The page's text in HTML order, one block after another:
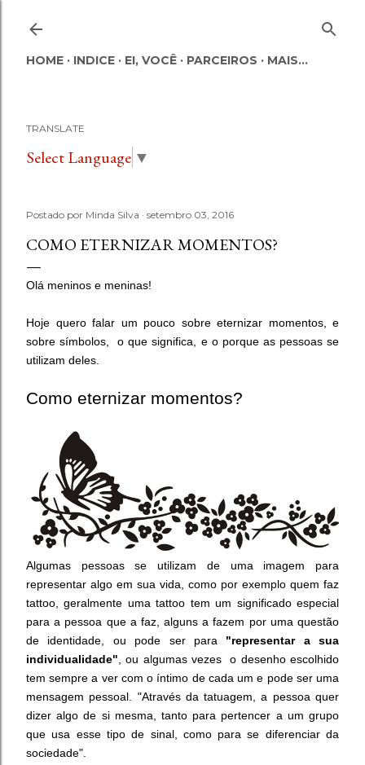
HOME INDICE EI, VOCÊ PARCEIROS MAIS…
TRANSLATE
Select Language ▼
Postado por Minda Silva setembro 03, 2016
COMO ETERNIZAR MOMENTOS?
Olá meninos e meninas!
Hoje quero falar um pouco sobre eternizar momentos, e
sobresímbolos, o que significa, e o porque as pessoas se
utilizam deles.
Como eternizar momentos?
Algumas pessoas se utilizam de uma imagem para
representar algo em sua vida, como por exemplo quem faz
tattoo, geralmente uma tattoo tem um significado especial
para a pessoa que a faz, alguns a fazem por uma questão
de identidade, ou pode ser para "representar a sua
individualidade" ,ou algumas vezes o desenho escolhido
tem sempre a ver com o íntimo de cada um e pode ser uma
mensagem pessoal. "Através da tatuagem, a pessoa quer
dizer algo de si mesma, tanto para pertencer a um grupo
que usa esse tipo de sinal, como para se diferenciar da
sociedade".